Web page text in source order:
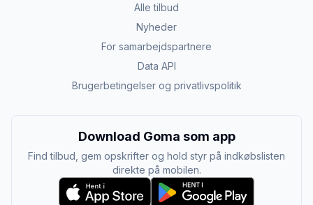
Alle tilbud
Nyheder
For samarbejdspartnere
Data API
Brugerbetingelser og privatlivspolitik
Download Goma som app
Find tilbud, gem opskrifter og hold styr på indkøbslisten
direkte på mobilen.